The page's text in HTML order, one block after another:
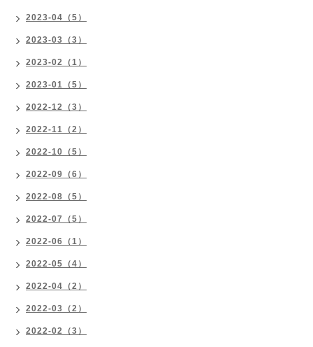
2023-04（5）
2023-03（3）
2023-02（1）
2023-01（5）
2022-12（3）
2022-11（2）
2022-10（5）
2022-09（6）
2022-08（5）
2022-07（5）
2022-06（1）
2022-05（4）
2022-04（2）
2022-03（2）
2022-02（3）